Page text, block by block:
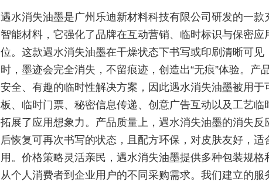
遇水消失油墨是广州乐迪新材料科技有限公司研发的一款
智能材料，它强化了品牌在互动营销、临时标识与保密应
位。这款遇水消失油墨在干燥状态下书写或印刷清晰可见
时，墨迹会完全消失，不留痕迹，创造出“无痕”体验。产
安全、有趣的临时性解决方案，因此遇水消失油墨被用于
板、临时门票、秘密信息传递、创意广告互动以及工艺临
拓展了应用想象力。产品质量上，遇水消失油墨的消失反
后恢复可再次书写的状态，且配方环保，对皮肤友好，适
用。价格策略灵活亲民，遇水消失油墨提供多种包装规格
从个人消费者到企业用户的不同采购需求。我们建立的服